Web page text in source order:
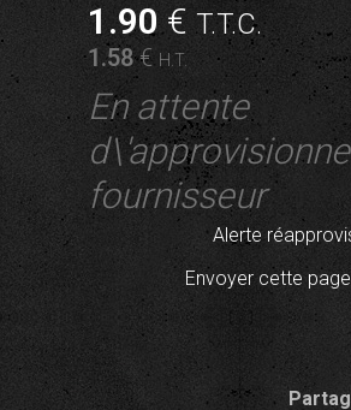
1 .90€T.T.C.
1.58€ H.T.
En attente
fournisseur
Alerte
Envoyer cette